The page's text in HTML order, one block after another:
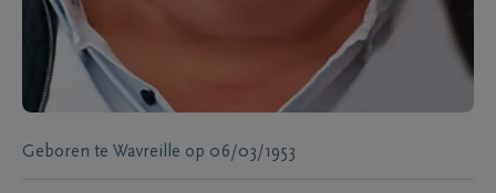
Geboren te Wavreille op 06/03/1953